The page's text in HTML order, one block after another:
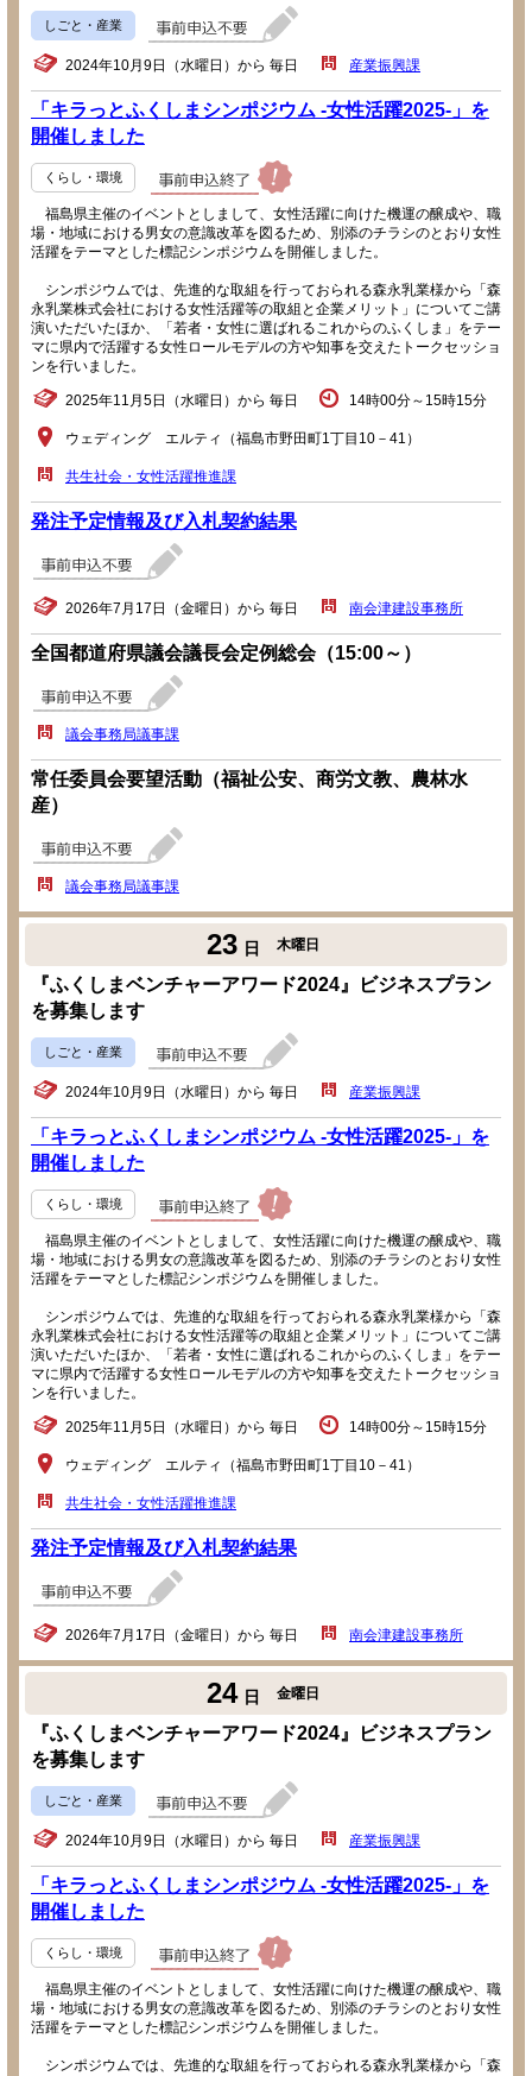
しごと・産業
2024年10月9日（水曜日）から 毎日 産業振興課
「キラっとふくしまシンポジウム -女性活躍2025-」を
開催しました
くらし・環境
福島県主催のイベントとしまして、女性活躍に向けた機運の醸成や、職
場・地域における男女の意識改革を図るため、別添のチラシのとおり女性
活躍をテーマとした標記シンポジウムを開催しました。
シンポジウムでは、先進的な取組を行っておられる森永乳業様から「森
永乳業株式会社における女性活躍等の取組と企業メリット」についてご講
演いただいたほか、「若者・女性に選ばれるこれからのふくしま」をテー
マに県内で活躍する女性ロールモデルの方や知事を交えたトークセッショ
ンを行いました。
2025年11月5日（水曜日）から 毎日 14時00分～15時15分
ウェディング エルティ（福島市野田町1丁目10－41）
共生社会・女性活躍推進課
発注予定情報及び入札契約結果
2026年7月17日（金曜日）から 毎日 南会津建設事務所
全国都道府県議会議長会定例総会（15:00～）
議会事務局議事課
常任委員会要望活動（福祉公安、商労文教、農林水
産）
議会事務局議事課
23 日 木曜日
『ふくしまベンチャーアワード2024』ビジネスプラン
を募集します
しごと・産業
2024年10月9日（水曜日）から 毎日 産業振興課
「キラっとふくしまシンポジウム -女性活躍2025-」を
開催しました
くらし・環境
福島県主催のイベントとしまして、女性活躍に向けた機運の醸成や、職
場・地域における男女の意識改革を図るため、別添のチラシのとおり女性
活躍をテーマとした標記シンポジウムを開催しました。
シンポジウムでは、先進的な取組を行っておられる森永乳業様から「森
永乳業株式会社における女性活躍等の取組と企業メリット」についてご講
演いただいたほか、「若者・女性に選ばれるこれからのふくしま」をテー
マに県内で活躍する女性ロールモデルの方や知事を交えたトークセッショ
ンを行いました。
2025年11月5日（水曜日）から 毎日 14時00分～15時15分
ウェディング エルティ（福島市野田町1丁目10－41）
共生社会・女性活躍推進課
発注予定情報及び入札契約結果
2026年7月17日（金曜日）から 毎日 南会津建設事務所
24 日 金曜日
『ふくしまベンチャーアワード2024』ビジネスプラン
を募集します
しごと・産業
2024年10月9日（水曜日）から 毎日 産業振興課
「キラっとふくしまシンポジウム -女性活躍2025-」を
開催しました
くらし・環境
福島県主催のイベントとしまして、女性活躍に向けた機運の醸成や、職
場・地域における男女の意識改革を図るため、別添のチラシのとおり女性
活躍をテーマとした標記シンポジウムを開催しました。
シンポジウムでは、先進的な取組を行っておられる森永乳業様から「森